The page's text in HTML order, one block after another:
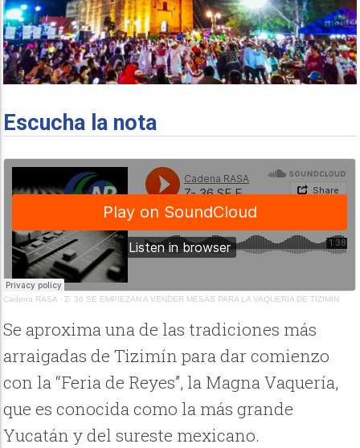
Escucha la nota
Cadena RASA · Z- 36 SE EMPIEZAN A VENDER MESAS PARA LA VAQUERÍA DE TIZIMÍN
Se aproxima una de las tradiciones más
arraigadas de Tizimín para dar comienzo
con la “Feria de Reyes”, la Magna Vaquería,
que es conocida como la más grande
Yucatán y del sureste mexicano.